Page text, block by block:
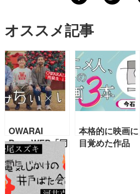
オススメ記事
OWARAI
Bros.WEB「同
級生～ときどき
幼馴染〜」第
11回ジェラー
ドンかみちぃ×
本格的に映画に
目覚めた作品